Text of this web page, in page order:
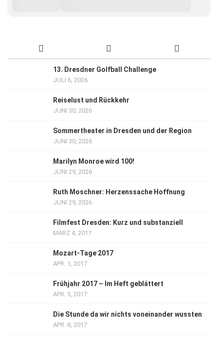
13. Dresdner Golfball Challenge
JULI 6, 2026
Reiselust und Rückkehr
JUNI 30, 2026
Sommertheater in Dresden und der Region
JUNI 30, 2026
Marilyn Monroe wird 100!
JUNI 29, 2026
Ruth Moschner: Herzenssache Hoffnung
JUNI 29, 2026
Filmfest Dresden: Kurz und substanziell
MÄRZ 4, 2017
Mozart-Tage 2017
APR. 1, 2017
Frühjahr 2017 – Im Heft geblättert
APR. 5, 2017
Die Stunde da wir nichts voneinander wussten
APR. 8, 2017